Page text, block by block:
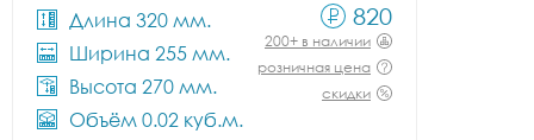
Длина 320 мм.
Ширина 255 мм.
Высота 270 мм.
Объём 0.02 куб.м.
820
200+ в наличии
розничная цена
скидки